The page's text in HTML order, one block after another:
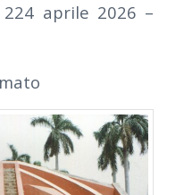
224 aprile 2026 –